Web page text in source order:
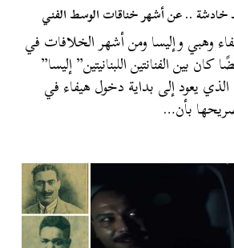
.. عن أشهر خناقات الوسط الفني
وهبي وإليسا ومن أشهر الخلافات في
كان بين الفنانتين اللبنانيتين” إليسا”
يعود إلى بداية دخول هيفاء في
بأن…